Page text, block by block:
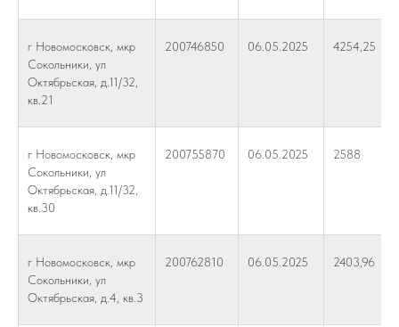
г Новомосковск, мкр
Сокольники, ул
Октябрьская, д.11/32,
кв.21
200746850 06.05.2025 4254,25
г Новомосковск, мкр
Сокольники, ул
Октябрьская, д.11/32,
кв.30
200755870 06.05.2025 2588
г Новомосковск, мкр
Сокольники, ул
Октябрьская, д.4, кв.3
200762810 06.05.2025 2403,96